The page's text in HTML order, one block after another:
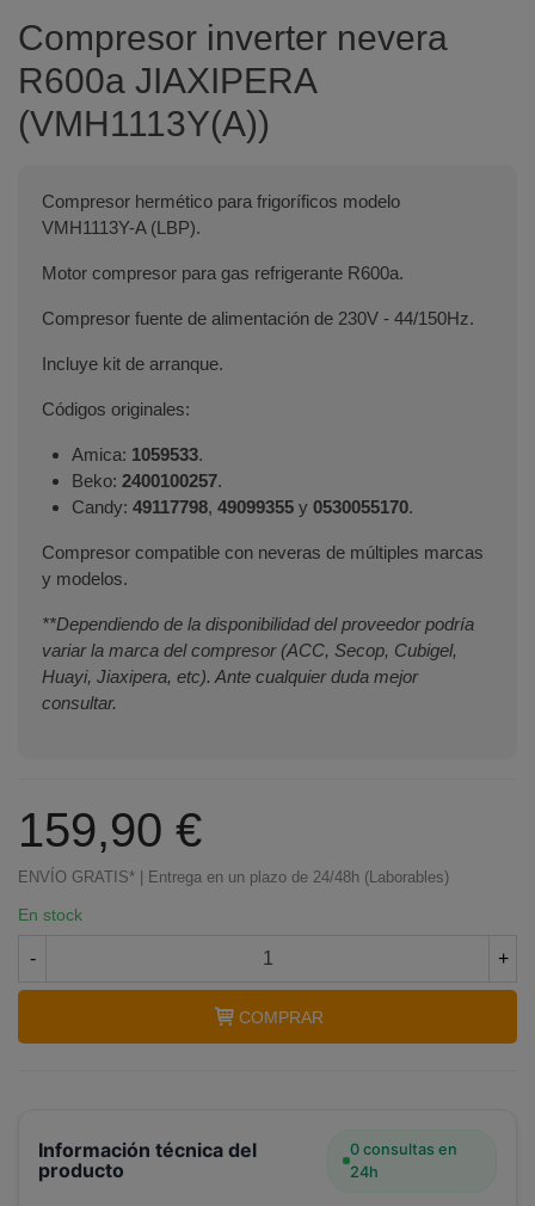
Compresor inverter nevera
R600a JIAXIPERA
(VMH1113Y(A))
Compresor hermético para frigoríficos modelo
VMH1113Y-A (LBP).
Motor compresor para gas refrigerante R600a.
Compresor fuente de alimentación de 230V - 44/150Hz.
Incluye kit de arranque.
Códigos originales:
Amica: 1059533.
Beko: 2400100257.
Candy: 49117798, 49099355 y 0530055170.
Compresor compatible con neveras de múltiples marcas
y modelos.
**Dependiendo de la disponibilidad del proveedor podría
variar la marca del compresor (ACC, Secop, Cubigel,
Huayi, Jiaxipera, etc). Ante cualquier duda mejor
consultar.
159,90 €
ENVÍO GRATIS* | Entrega en un plazo de 24/48h (Laborables)
En stock
- +
COMPRAR
Información técnica del
producto
0 consultas en
24h